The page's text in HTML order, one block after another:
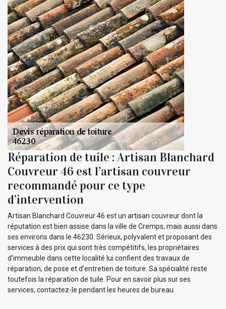
Réparation de tuile : Artisan Blanchard
Couvreur 46 est l’artisan couvreur
recommandé pour ce type
d’intervention
Artisan Blanchard Couvreur 46 est un artisan couvreur dont la
réputation est bien assise dans la ville de Cremps, mais aussi dans
ses environs dans le 46230. Sérieux, polyvalent et proposant des
services à des prix qui sont très compétitifs, les propriétaires
d’immeuble dans cette localité lui confient des travaux de
réparation, de pose et d’entretien de toiture. Sa spécialité reste
toutefois la réparation de tuile. Pour en savoir plus sur ses
services, contactez-le pendant les heures de bureau.